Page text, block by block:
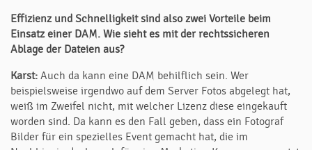
Effizienz und Schnelligkeit sind also zwei Vorteile beim
Einsatz einer DAM. Wie sieht es mit der rechtssicheren
Ablage der Dateien aus?
Karst: Auch da kann eine DAM behilflich sein. Wer
beispielsweise irgendwo auf dem Server Fotos abgelegt hat,
weiß im Zweifel nicht, mit welcher Lizenz diese eingekauft
worden sind. Da kann es den Fall geben, dass ein Fotograf
Bilder für ein spezielles Event gemacht hat, die im